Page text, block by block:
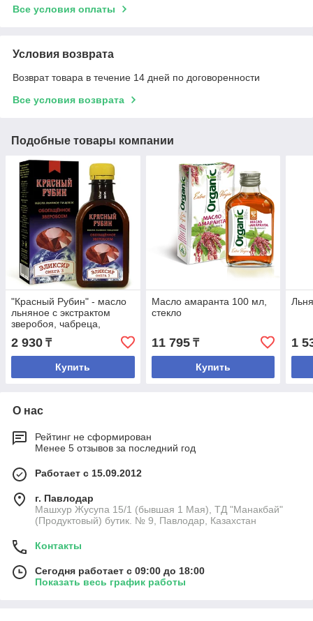
Все условия оплаты
Условия возврата
Возврат товара в течение 14 дней по договоренности
Все условия возврата
Подобные товары компании
"Красный Рубин" - масло
льняное с экстрактом
зверобоя, чабреца,
лабазника, амаранта,
облепихи, моркови,
куриль
2 930 ₸
Купить
Масло амаранта 100 мл,
стекло
11 795₸
Купить
1
О нас
Рейтинг не сформирован
Менее 5 отзывов за последний год
Работает с 15.09.2012
г. Павлодар
Машхур Жусупа 15/1 (бывшая 1 Мая), ТД "Манакбай"
(Продуктовый) бутик. № 9, Павлодар, Казахстан
Контакты
Сегодня работает с 09:00 до 18:00
Показать весь график работы